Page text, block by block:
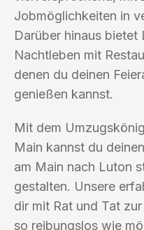
Jobmöglichkeiten in
Darüber hinaus
Nachtleben mit
denen du deinen
genießen kannst.
Mit dem
Main kannst du
am Main nach Luton
gestalten. Unsere
dir mit Rat und Tat
so reibungslos wie